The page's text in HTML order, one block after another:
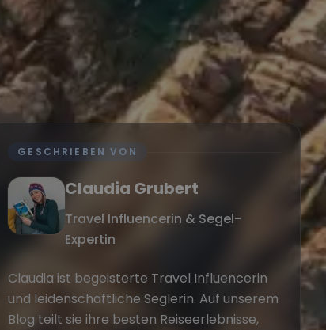
GESCHRIEBEN VON
Claudia Grubert
Travel Influencerin & Segel-
Expertin
Claudia ist begeisterte Travel Influencerin
und leidenschaftliche Seglerin. Auf unserem
Blog teilt sie ihre besten Reiseerlebnisse,